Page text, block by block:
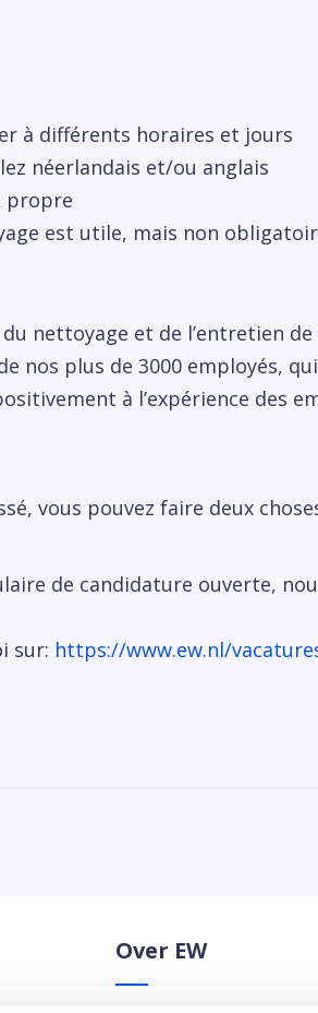
à différents horaires et jours
néerlandais et/ou anglais
propre
est utile, mais non
nettoyage et de l’entretien
nos plus de 3000 employés,
à l’expérience des
vous pouvez faire deux
de candidature ouverte,
sur: https://www.ew.nl/
Over EW